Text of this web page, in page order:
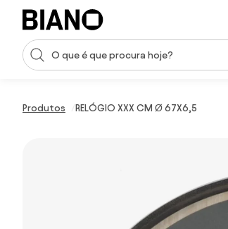
Saltar para o conteúdo
Entrada de pesquisa
Produtos RELÓGIO XXX CM Ø 67X6,5